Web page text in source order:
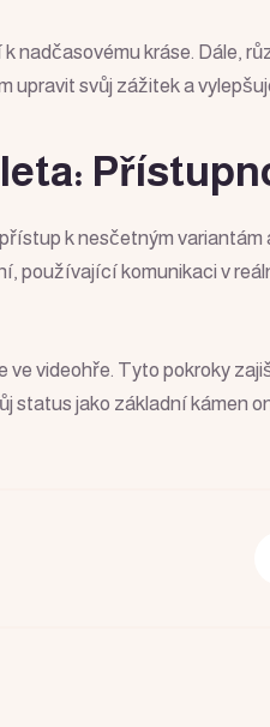
nadčasovému kráse. Dále,
upravit svůj zážitek a
k nesčetným
používající komunikaci v
ve videohře. Tyto pokroky
jako základní kámen